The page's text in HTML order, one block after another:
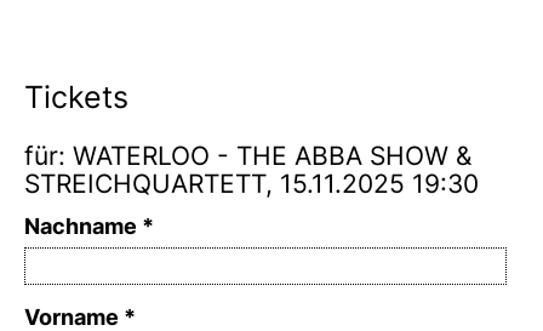
Tickets
für: WATERLOO - THE ABBA SHOW &
STREICHQUARTETT, 15.11.2025 19:30
Nachname
Vorname